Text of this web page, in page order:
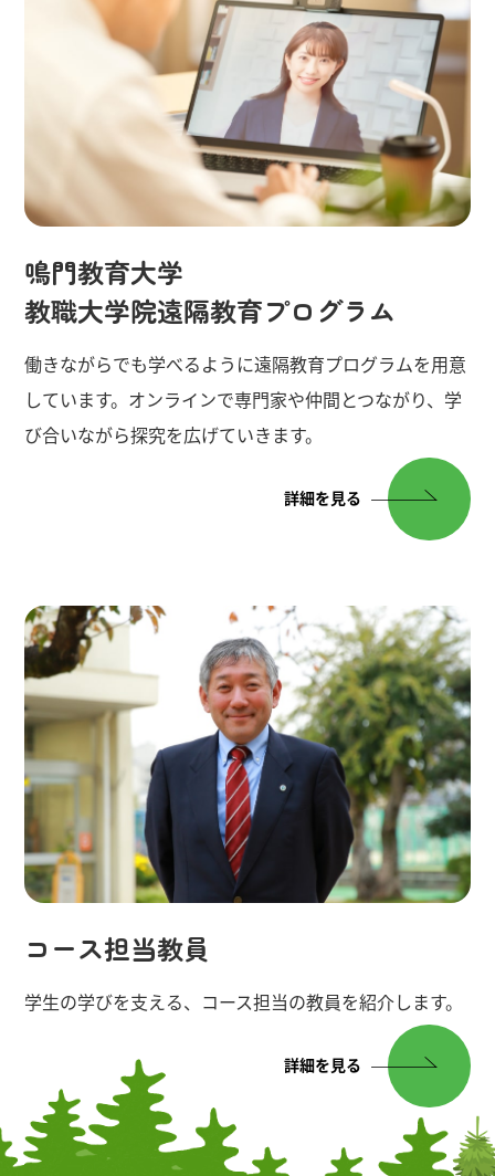
令和8年01月10日
「保育者ほど素敵な仕事は
ない！」 メタバースイベン
ト開催決定✨
「保育士ってどんな仕事？」
「大学では何を学ぶの？」 そ
んな疑問をメタバース空間で
楽しく解決しましょう！ ヤギ
園長とコアラがみんなを待っ
2026年1月22日(木)・23日
(金)・24(土)
時間：各日 18:30〜19:00
場所：なるきょうメタバース
参加費：無料
※参加には事前の会員登録が
必要です！
カメラ・マイクはオフのまま
で大丈夫なので、 「ちょっと
中を覗いてみたい」という感
覚で気軽に参加してください
ね。 登録方法や詳細はQRコー
ドからチェック！
鳴門教育大学
教職大学院遠隔教育プログラム
働きながらでも学べるように遠隔教育プログラムを用意
しています。オンラインで専門家や仲間とつながり、学
び合いながら探究を広げていきます。
詳細を見る
コース担当教員
学生の学びを支える、コース担当の教員を紹介します。
詳細を見る